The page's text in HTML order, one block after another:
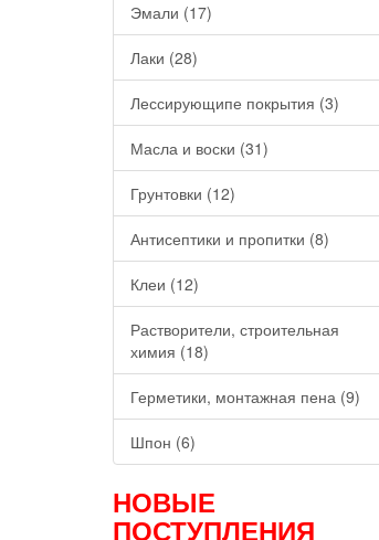
Эмали (17)
Лаки (28)
Лессирующипе покрытия (3)
Масла и воски (31)
Грунтовки (12)
Антисептики и пропитки (8)
Клеи (12)
Растворители, строительная
химия (18)
Герметики, монтажная пена (9)
Шпон (6)
НОВЫЕ
ПОСТУПЛЕНИЯ